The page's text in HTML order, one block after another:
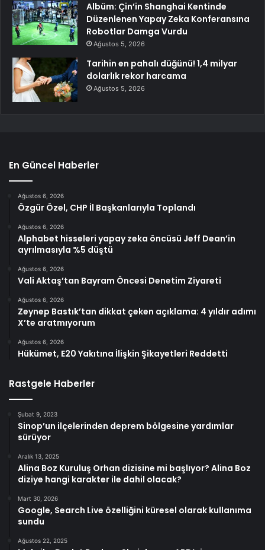
Albüm: Çin’in Shanghai Kentinde
Düzenlenen Yapay Zeka Konferansına
Robotlar Damga Vurdu
Ağustos 5, 2026
Tarihin en pahalı düğünü! 1,4 milyar
dolarlık rekor harcama
Ağustos 5, 2026
En Güncel Haberler
Ağustos 6, 2026
Özgür Özel, CHP İl Başkanlarıyla Toplandı
Ağustos 6, 2026
Alphabet hisseleri yapay zeka öncüsü Jeff Dean’in
ayrılmasıyla %5 düştü
Ağustos 6, 2026
Vali Aktaş’tan Bayram Öncesi Denetim Ziyareti
Ağustos 6, 2026
Zeynep Bastık’tan dikkat çeken açıklama: 4 yıldır adımı
X’te aratmıyorum
Ağustos 6, 2026
Hükümet, E20 Yakıtına İlişkin Şikayetleri Reddetti
Rastgele Haberler
Şubat 9, 2023
Sinop’un ilçelerinden deprem bölgesine yardımlar
sürüyor
Aralık 13, 2025
Alina Boz Kuruluş Orhan dizisine mi başlıyor? Alina Boz
diziye hangi karakter ile dahil olacak?
Mart 30, 2026
Google, Search Live özelliğini küresel olarak kullanıma
sundu
Ağustos 22, 2025